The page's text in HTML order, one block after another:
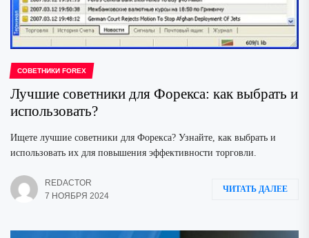
СОВЕТНИКИ FOREX
Лучшие советники для Форекса: как выбрать и
использовать?
Ищете лучшие советники для Форекса? Узнайте, как выбрать и
использовать их для повышения эффективности торговли.
REDACTOR
7 НОЯБРЯ 2024
ЧИТАТЬ ДАЛЕЕ